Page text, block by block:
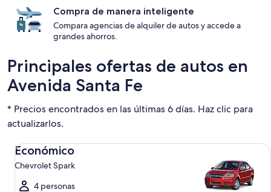
Compra de manera inteligente
Compara agencias de alquiler de autos y accede a
grandes ahorros.
Principales ofertas de autos en
Avenida Santa Fe
* Precios encontrados en las últimas 6 días. Haz clic para
actualizarlos.
Económico
Chevrolet Spark
4 personas
Económico Chevrolet Spark